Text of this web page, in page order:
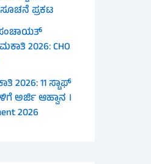
ಪ್ರಕಟ
ಪಂಚಾಯತ್
2026: CHO
2026: 11 ಸ್ಟಾಫ್
ಅರ್ಜಿ ಆಹ್ವಾನ ।
2026